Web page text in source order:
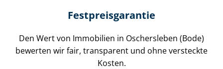
Festpreis​garantie
Den Wert von Immobilien in Oschersleben (Bode)
bewerten wir fair, transparent und ohne versteckte
Kosten.